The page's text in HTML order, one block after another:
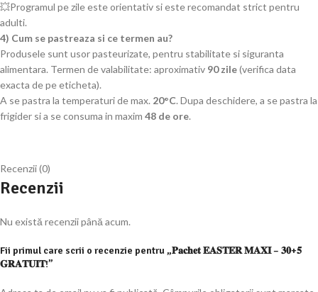
💥Programul pe zile este orientativ si este recomandat strict pentru
adulti.
4) Cum se pastreaza si ce termen au?
Produsele sunt usor pasteurizate, pentru stabilitate si siguranta
alimentara. Termen de valabilitate: aproximativ 90 zile(verifica data
exacta de pe eticheta).
A se pastra la temperaturi de max. 20°C. Dupa deschidere, a se pastra la
frigider si a se consuma in maxim 48 de ore.
Recenzii (0)
Recenzii
Nu există recenzii până acum.
Fii primul care scrii o recenzie pentru „𝐏𝐚𝐜𝐡𝐞𝐭 𝐄𝐀𝐒𝐓𝐄𝐑 𝐌𝐀𝐗𝐈 – 𝟑𝟎+𝟓
𝐆𝐑𝐀𝐓𝐔𝐈𝐓!”